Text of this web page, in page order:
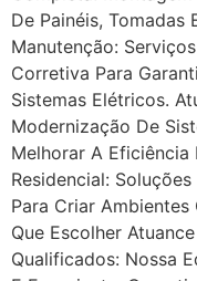
De Painéis, Tomadas
Manutenção:
Corretiva Para
Sistemas Elétricos.
Modernização De
Melhorar A Eficiência
Residencial:
Para Criar
Que Escolher
Qualificados: Nossa